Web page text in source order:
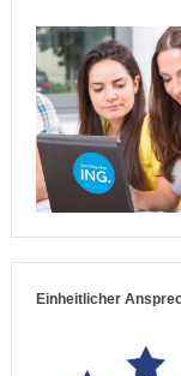
Einheitlicher